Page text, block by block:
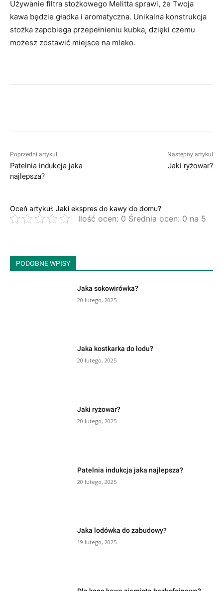
Używanie filtra stożkowego Melitta sprawi, że Twoja
kawa będzie gładka i aromatyczna. Unikalna konstrukcja
stożka zapobiega przepełnieniu kubka, dzięki czemu
możesz zostawić miejsce na mleko.
Poprzedni artykuł
Patelnia indukcja jaka
najlepsza?
Następny artykuł
Jaki ryżowar?
Oceń artykuł: Jaki ekspres do kawy do domu?
Ilość ocen: 0 Średnia ocen: 0 na 5
PODOBNE WPISY
Jaka sokowirówka?
20 lutego, 2025
Jaka kostkarka do lodu?
20 lutego, 2025
Jaki ryżowar?
20 lutego, 2025
Patelnia indukcja jaka najlepsza?
20 lutego, 2025
Jaka lodówka do zabudowy?
19 lutego, 2025